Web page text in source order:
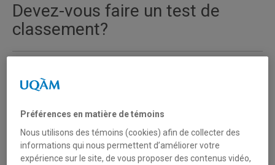
Devez-vous faire un test de
classement?
Test de classement
d'anglais
OUI
Préférences en matière de témoins
Nous utilisons des témoins (cookies) afin de collecter des
informations qui nous permettent d’améliorer votre
expérience sur le site, de vous proposer des contenus vidéo,